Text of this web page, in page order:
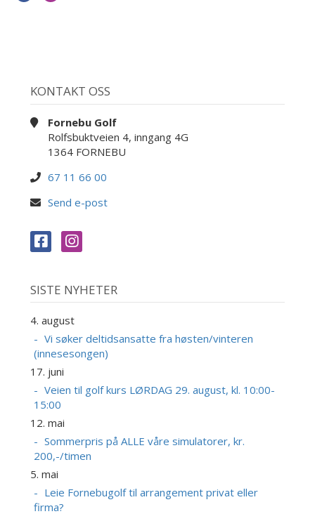
KONTAKT OSS
Fornebu Golf
Rolfsbuktveien 4, inngang 4G
1364 FORNEBU
67 11 66 00
Send e-post
SISTE NYHETER
4. august
Vi søker deltidsansatte fra høsten/vinteren
(innesesongen)
17. juni
Veien til golf kurs LØRDAG 29. august, kl. 10:00-
15:00
12. mai
Sommerpris på ALLE våre simulatorer, kr.
200,-/timen
5. mai
Leie Fornebugolf til arrangement privat eller
firma?